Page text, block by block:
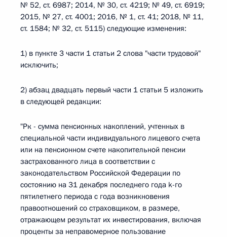
№ 52, ст. 6987; 2014, № 30, ст. 4219; № 49, ст. 6919;
2015, № 27, ст. 4001; 2016, № 1, ст. 41; 2018, № 11,
ст. 1584; № 32, ст. 5115) следующие изменения:
1) в пункте 3 части 1 статьи 2 слова "части трудовой"
исключить;
2) абзац двадцать первый части 1 статьи 5 изложить
в следующей редакции:
"Рк - сумма пенсионных накоплений, учтенных в
специальной части индивидуального лицевого счета
или на пенсионном счете накопительной пенсии
застрахованного лица в соответствии с
законодательством Российской Федерации по
состоянию на 31 декабря последнего года k-го
пятилетнего периода с года возникновения
правоотношений со страховщиком, в размере,
отражающем результат их инвестирования, включая
проценты за неправомерное пользование